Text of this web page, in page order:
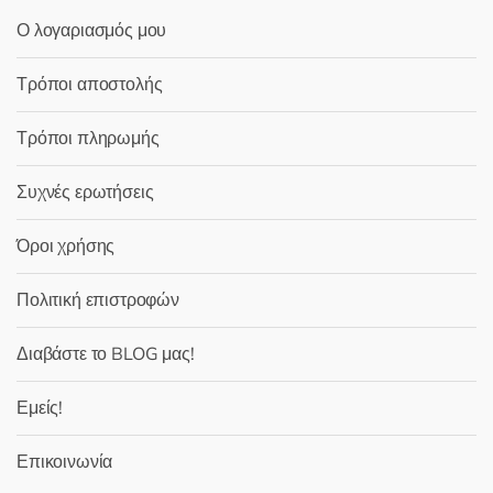
Ο λογαριασμός μου
Τρόποι αποστολής
Τρόποι πληρωμής
Συχνές ερωτήσεις
Όροι χρήσης
Πολιτική επιστροφών
Διαβάστε το BLOG μας!
Εμείς!
Επικοινωνία